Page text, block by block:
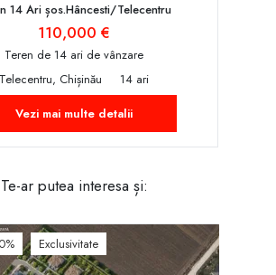
14 Ari șos.Hâncesti/Telecentru
110,000 €
Teren de 14 ari de vânzare
Telecentru, Chișinău
14 ari
Vezi mai multe detalii
Te-ar putea interesa și:
Exclusivitate